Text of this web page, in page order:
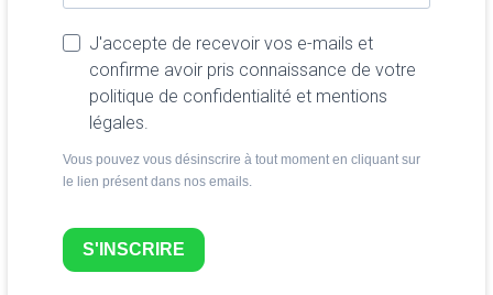
J'accepte de recevoir vos e-mails et
confirme avoir pris connaissance de votre
politique de confidentialité et mentions
légales.
Vous pouvez vous désinscrire à tout moment en cliquant sur
le lien présent dans nos emails.
S'INSCRIRE